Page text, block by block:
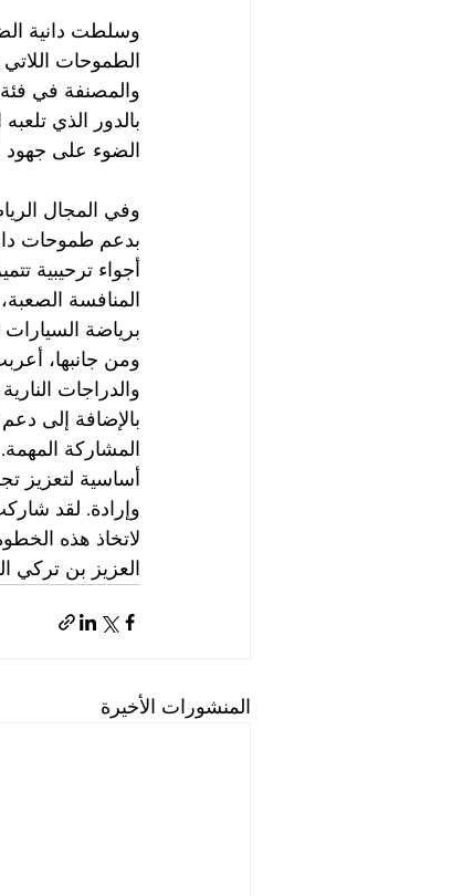
وسلطت دانية
بالدور الذي
الضوء على جهود
وفي المجال
بدعم طموحات
أجواء ترحيبية
المنافسة
برياضة
ومن جانبها،
والدراجات
بالإضافة إلى
المشاركة
أساسية لتعزيز
وإرادة. لقد
لاتخاذ هذه
العزيز بن تركي
المنشورات الأخيرة